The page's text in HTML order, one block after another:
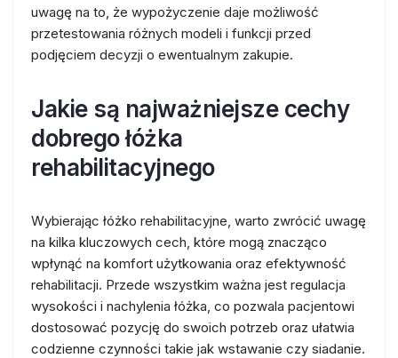
uwagę na to, że wypożyczenie daje możliwość
przetestowania różnych modeli i funkcji przed
podjęciem decyzji o ewentualnym zakupie.
Jakie są najważniejsze cechy
dobrego łóżka
rehabilitacyjnego
Wybierając łóżko rehabilitacyjne, warto zwrócić uwagę
na kilka kluczowych cech, które mogą znacząco
wpłynąć na komfort użytkowania oraz efektywność
rehabilitacji. Przede wszystkim ważna jest regulacja
wysokości i nachylenia łóżka, co pozwala pacjentowi
dostosować pozycję do swoich potrzeb oraz ułatwia
codzienne czynności takie jak wstawanie czy siadanie.